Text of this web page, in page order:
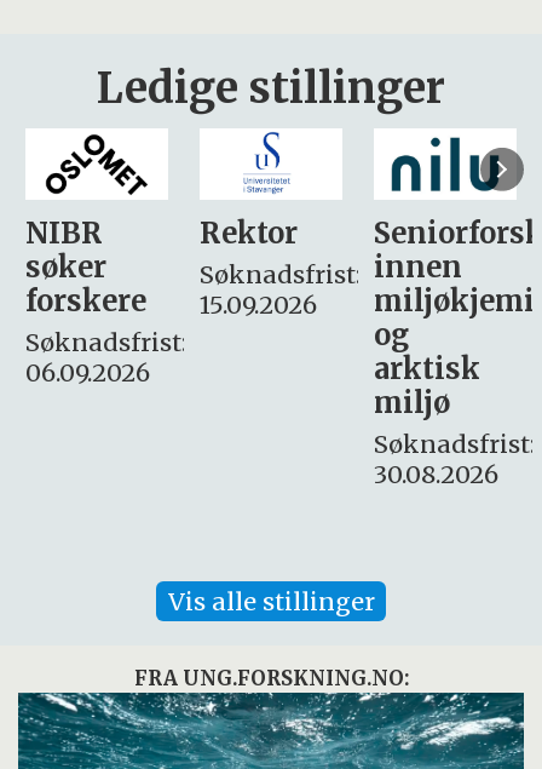
Ledige stillinger
Rektor
Søknadsfrist:
15.09.2026
Seniorforsker
innen
miljøkjemi
søker
– fast
Søknadsfrist:
16. august.
Vis alle stillinger
FRA UNG.FORSKNING.NO: